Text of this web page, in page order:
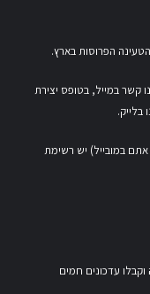
הפרוסות בארץ.
קשר במייל, בטופס יצירת
במובייל) יש רשימת
עדכונים חמים